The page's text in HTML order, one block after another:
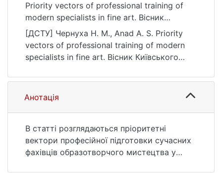
Priority vectors of professional training of
modern specialists in fine art. Вісник
Київського національного університету
імені Тараса Шевченка. Соціальна робота,
(2(4)), 58–60. https://doi.org/10.17721/2616-
7786.2018/4-1/14
[ДСТУ] Чернуха Н. М., Anad A. S. Priority
vectors of professional training of modern
specialists in fine art. Вісник Київського
Шевченка. Соціальна робота. 2018. no.
2(4). P. 58—60. DOI: 10.17721/2616-
7786.2018/4-1/14 (date of access:
Анотація
В статті розглядаються пріоритетні
вектори професійної підготовки сучасних
фахівців образотворчого мистецтва у